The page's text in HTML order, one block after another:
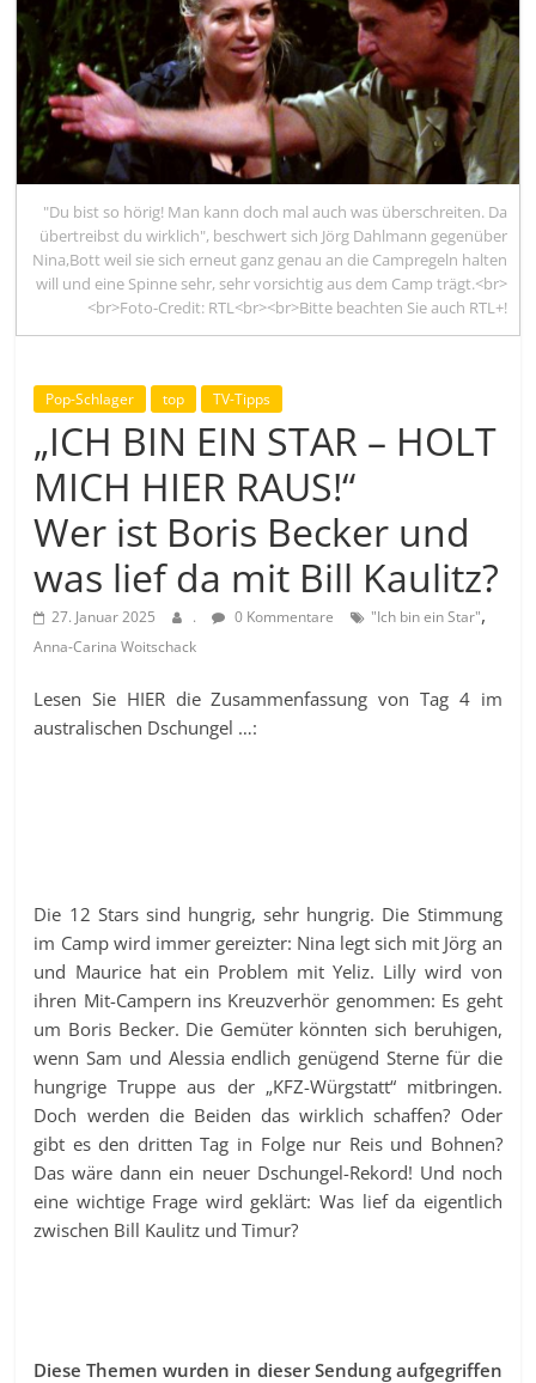
"Du bist so hörig! Man kann doch mal auch was überschreiten. Da
übertreibst du wirklich", beschwert sich Jörg Dahlmann gegenüber
Nina,Bott weil sie sich erneut ganz genau an die Campregeln halten
will und eine Spinne sehr, sehr vorsichtig aus dem Camp trägt.<br>
<br>Foto-Credit: RTL<br><br>Bitte beachten Sie auch RTL+!
Pop-Schlager top TV-Tipps
„ICH BIN EIN STAR – HOLT
MICH HIER RAUS!“
Wer ist Boris Becker und
was lief da mit Bill Kaulitz?
27. Januar 2025 . 0 Kommentare "Ich bin ein Star",
Anna-Carina Woitschack
Lesen Sie HIER die Zusammenfassung von Tag 4 im
australischen Dschungel …:
Die 12 Stars sind hungrig, sehr hungrig. Die Stimmung
im Camp wird immer gereizter: Nina legt sich mit Jörg an
und Maurice hat ein Problem mit Yeliz. Lilly wird von
ihren Mit-Campern ins Kreuzverhör genommen: Es geht
um Boris Becker. Die Gemüter könnten sich beruhigen,
wenn Sam und Alessia endlich genügend Sterne für die
hungrige Truppe aus der „KFZ-Würgstatt“ mitbringen.
Doch werden die Beiden das wirklich schaffen? Oder
gibt es den dritten Tag in Folge nur Reis und Bohnen?
Das wäre dann ein neuer Dschungel-Rekord! Und noch
eine wichtige Frage wird geklärt: Was lief da eigentlich
zwischen Bill Kaulitz und Timur?
Diese Themen wurden in dieser Sendung aufgegriffen